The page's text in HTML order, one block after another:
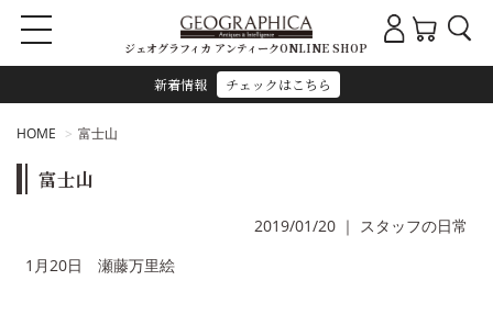
新着情報 チェックはこちら
ジェオグラフィカ アンティークONLINE SHOP
HOME 富士山
富士山
2019/01/20 ｜ スタッフの日常
1月20日 瀬藤万里絵